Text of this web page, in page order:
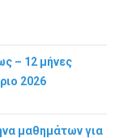
– 12 μήνες
2026
μαθημάτων για